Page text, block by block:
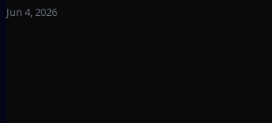
Jun 4, 2026